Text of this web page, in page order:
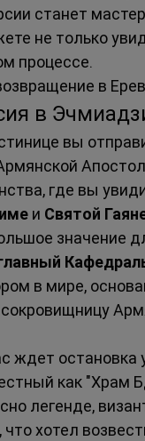
станет
не только
процессе.
в
в
вы
где вы
и Святой
значение
в мире,
ждет остановка
как "Храм
легенде,
что хотел